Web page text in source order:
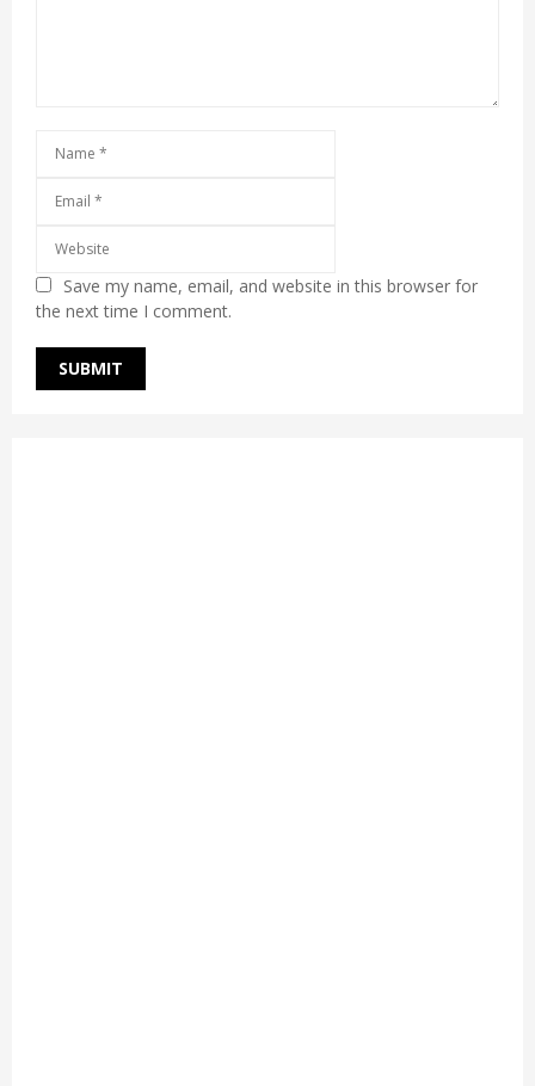
Save my name, email, and website in this browser for
the next time I comment.